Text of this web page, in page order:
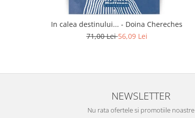
In calea destinului... - Doina Chereches
71,00 Lei56,09 Lei
NEWSLETTER
Nu rata ofertele si promotiile noastre